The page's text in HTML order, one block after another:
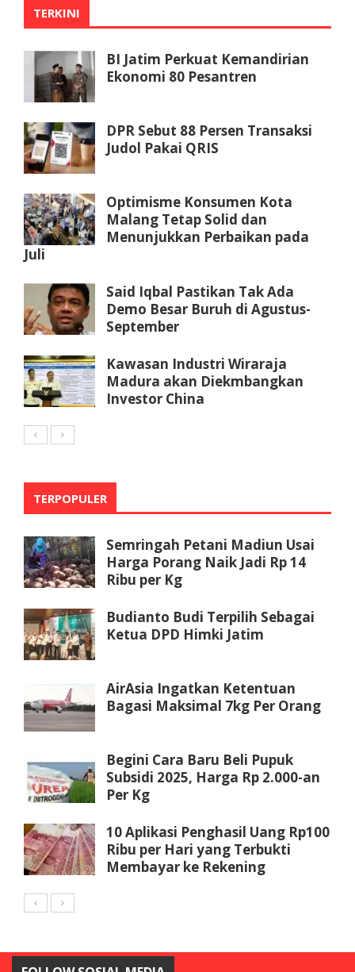
TERKINI
BI Jatim Perkuat Kemandirian
Ekonomi 80 Pesantren
DPR Sebut 88 Persen Transaksi
Judol Pakai QRIS
Optimisme Konsumen Kota
Malang Tetap Solid dan
Menunjukkan Perbaikan pada
Juli
Said Iqbal Pastikan Tak Ada
Demo Besar Buruh di Agustus-
September
Kawasan Industri Wiraraja
Madura akan Diekmbangkan
Investor China
TERPOPULER
Semringah Petani Madiun Usai
Harga Porang Naik Jadi Rp 14
Ribu per Kg
Budianto Budi Terpilih Sebagai
Ketua DPD Himki Jatim
AirAsia Ingatkan Ketentuan
Bagasi Maksimal 7kg Per Orang
Begini Cara Baru Beli Pupuk
Subsidi 2025, Harga Rp 2.000-an
Per Kg
10 Aplikasi Penghasil Uang Rp100
Ribu per Hari yang Terbukti
Membayar ke Rekening